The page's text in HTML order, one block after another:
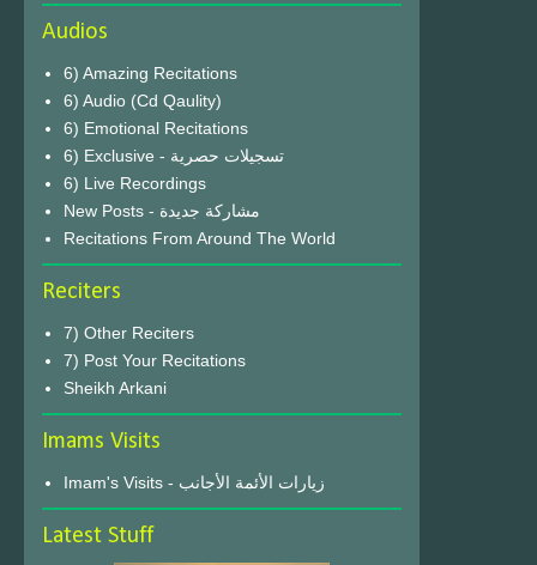
Audios
6) Amazing Recitations
6) Audio (Cd Qaulity)
6) Emotional Recitations
6) Exclusive - تسجيلات حصرية
6) Live Recordings
New Posts - مشاركة جديدة
Recitations From Around The World
Reciters
7) Other Reciters
7) Post Your Recitations
Sheikh Arkani
Imams Visits
Imam's Visits - زيارات الأئمة الأجانب
Latest Stuff